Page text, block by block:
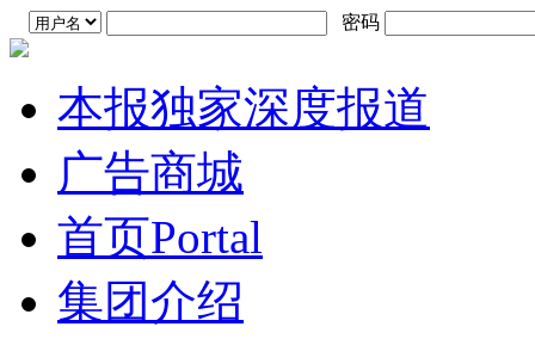
密码
本报独家深度报道
广告商城
首页Portal
集团介绍